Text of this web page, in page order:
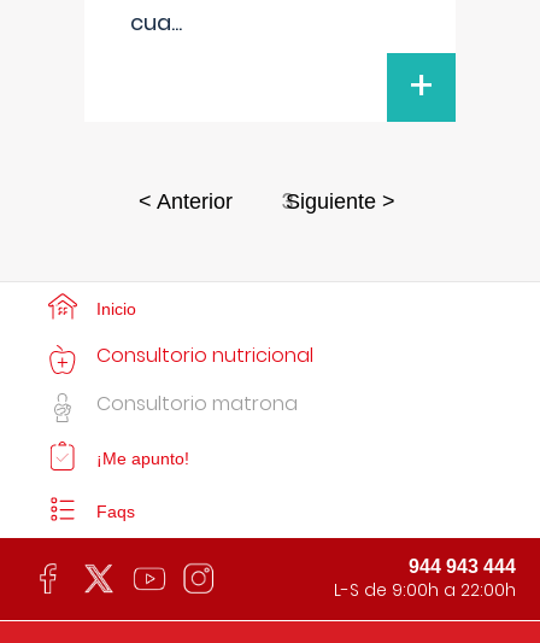
cua...
+
< Anterior 3Siguiente >
Inicio
Consultorio nutricional
Consultorio matrona
¡Me apunto!
Faqs
944 943 444
L-S de 9:00h a 22:00h